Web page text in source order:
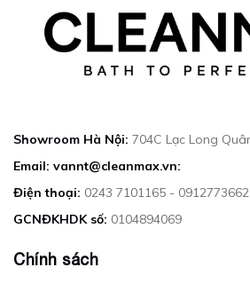
Showroom Hà Nội: 704C Lạc Long
Email: vannt@cleanmax.vn:
Điện thoại: 0243 7101165 - 0912773662
GCNĐKHDK số: 0104894069
Chính sách